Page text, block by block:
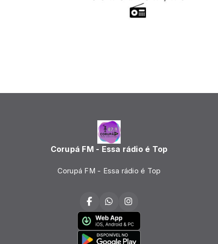
Corupá FM - Essa rádio é Top
Corupá FM - Essa rádio é Top